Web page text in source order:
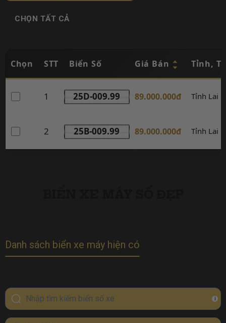
CHỌN TẤT CẢ
Chọn STT Biển Số Giá Bán Tỉnh,
1 25D-009.99 89.000.000đ Tỉnh Lai
2 25B-009.99 89.000.000đ Tỉnh Lai
Danh sách biển xe máy hiện có
i